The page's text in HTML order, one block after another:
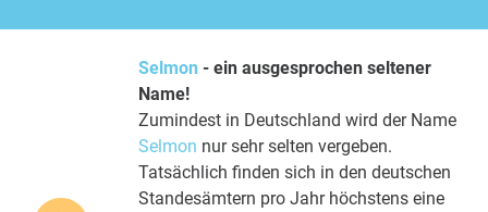
Selmon - ein ausgesprochen seltener
Name!
Zumindest in Deutschland wird der Name
Selmon nur sehr selten vergeben.
Tatsächlich finden sich in den deutschen
Standesämtern pro Jahr höchstens eine